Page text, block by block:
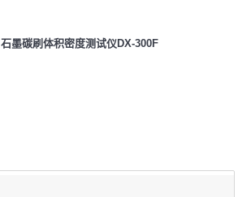
石墨碳刷体积密度测试仪DX-300F